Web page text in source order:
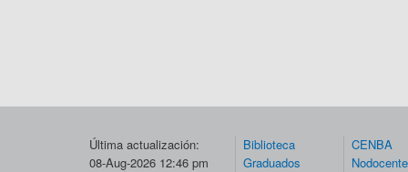
Última actualización:
08-Aug-2026 12:46 pm
Biblioteca
Graduados
CENBA